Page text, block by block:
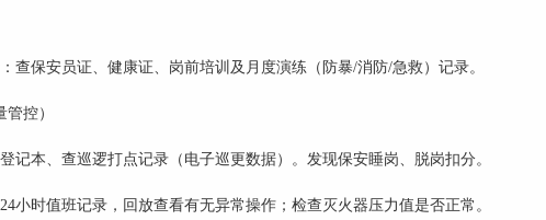
查保安员证、健康证、岗前培训及月度演练（防暴/消防/急救）记录。
控）
记本、查巡逻打点记录（电子巡更数据）。发现保安睡岗、脱岗扣分。
24小时值班记录，回放查看有无异常操作；检查灭火器压力值是否正常。